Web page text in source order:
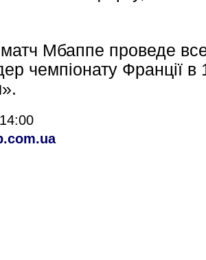
Мбаппе проведе
чемпіонату Франції в